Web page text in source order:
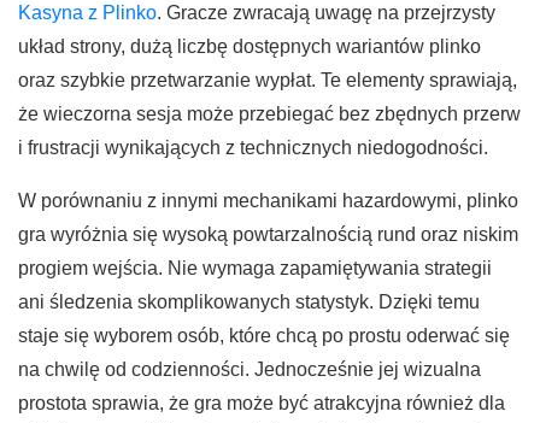
Kasyna z Plinko. Gracze zwracają uwagę na przejrzysty
układ strony, dużą liczbę dostępnych wariantów plinko
oraz szybkie przetwarzanie wypłat. Te elementy sprawiają,
że wieczorna sesja może przebiegać bez zbędnych przerw
i frustracji wynikających z technicznych niedogodności.
W porównaniu z innymi mechanikami hazardowymi, plinko
gra wyróżnia się wysoką powtarzalnością rund oraz niskim
progiem wejścia. Nie wymaga zapamiętywania strategii
ani śledzenia skomplikowanych statystyk. Dzięki temu
staje się wyborem osób, które chcą po prostu oderwać się
na chwilę od codzienności. Jednocześnie jej wizualna
prostota sprawia, że gra może być atrakcyjna również dla